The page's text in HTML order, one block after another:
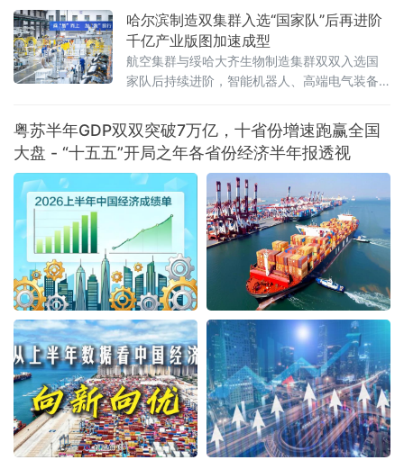
以及超过50%的科创板上市公司
哈尔滨制造双集群入选“国家队”后再进阶
千亿产业版图加速成型
航空集群与绥哈大齐生物制造集群双双入选国
家队后持续进阶，智能机器人、高端电气装备
焕新”的产业版图正在冰城大地渐次铺展。双集
群入选“国家队”，产业根基持续夯实2
粤苏半年GDP双双突破7万亿，十省份增速跑赢全国
大盘 - “十五五”开局之年各省份经济半年报透视